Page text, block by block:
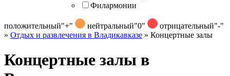
Филармонии
положительный"+" нейтральный"0" отрицательный"-"
» Отдых и развлечения в Владикавказе » Концертные залы
Концертные залы в